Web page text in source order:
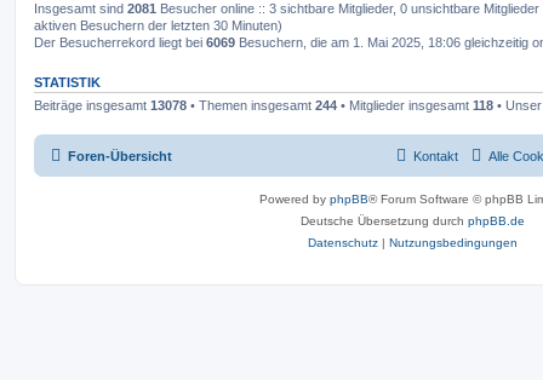
Insgesamt sind 2081 Besucher online :: 3 sichtbare Mitglieder, 0 unsichtbare
aktiven Besuchern der letzten 30 Minuten)
Der Besucherrekord liegt bei 6069 Besuchern, die am 1. Mai 2025, 18:06 gleichzeitig
STATISTIK
Beiträge insgesamt 13078 • Themen insgesamt 244 • Mitglieder insgesamt 118 •
Foren-Übersicht Alle
Kontakt
Powered by phpBB® Forum Software © phpBB
Deutsche Übersetzung durch phpBB.de
Datenschutz | Nutzungsbedingungen